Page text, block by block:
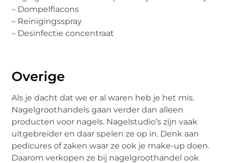
– Dompelflacons
– Reinigingsspray
– Desinfectie concentraat
Overige
Als je dacht dat we er al waren heb je het mis.
Nagelgroothandels gaan verder dan alleen
producten voor nagels. Nagelstudio’s zijn vaak
uitgebreider en daar spelen ze op in. Denk aan
pedicures of zaken waar ze ook je make-up doen.
Daarom verkopen ze bij nagelgroothandel ook